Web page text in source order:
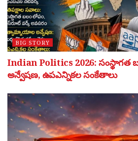
BIG STORY
Indian Politics 2026:
అన్వేషణ, ఉపఎన్నికల సంకేతాలు